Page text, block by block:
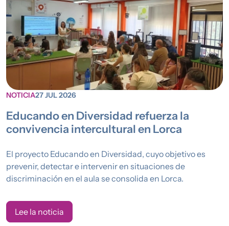
NOTICIA27 JUL 2026
Educando en Diversidad refuerza la
convivencia intercultural en Lorca
El proyecto Educando en Diversidad, cuyo objetivo es
prevenir, detectar e intervenir en situaciones de
discriminación en el aula se consolida en Lorca.
Lee la noticia